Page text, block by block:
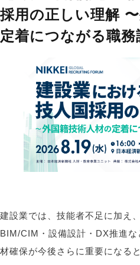
採用の正しい理解
定着につながる職
建設業では、技能者不足に加え
BIM/CIM・設備設計・DX推進な
材確保が今後さらに重要になる